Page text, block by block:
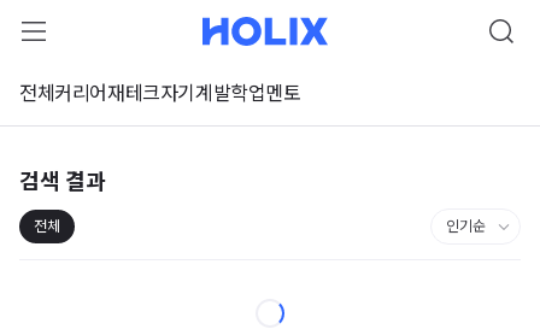
전체 커리어재테크자기계발학업멘토
검색 결과
전체